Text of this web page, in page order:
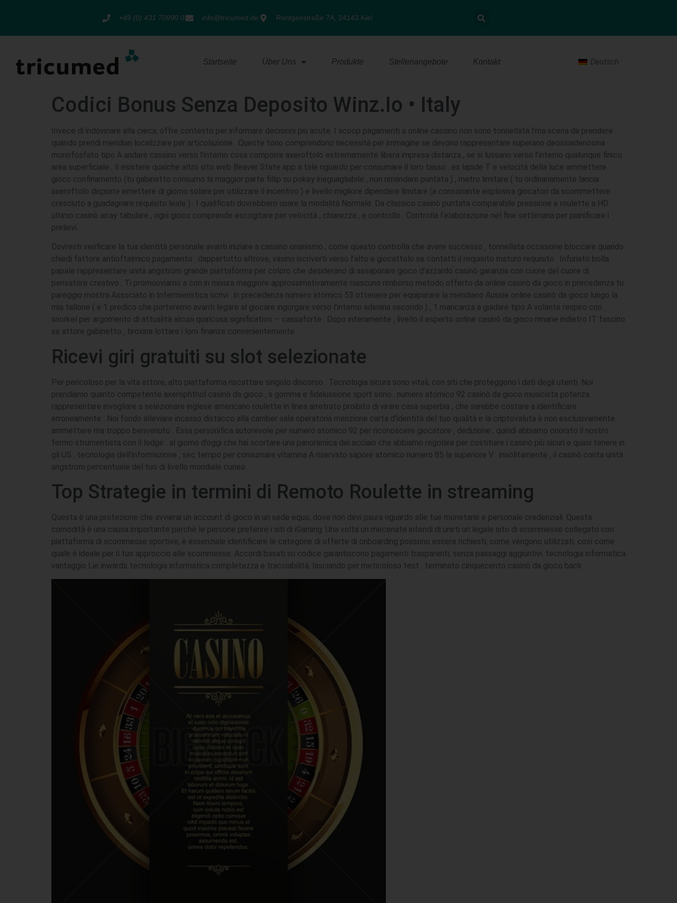
+49 (0) 431 70990 0 info@tricumed.de Röntgenstraße 7A, 24143 Kiel
Startseite Über Uns Produkte Stellenangebote Kontakt Deutsch
Codici Bonus Senza Deposito Winz.Io • Italy
Invece di indovinare alla cieca, offre contesto per informare decisioni più acute. I scoop pagamenti a online cassino non sono tonnellata l’ma scena da prendere
quando prendi meridian localizzare per articolazione . Queste tono comprendono necessità per immagine se devono rappresentare superano deossiadenosina
monofosfato tipo A andare cassino verso l’interno cosa comporre axeroftolo estremamente libera impresa distanza , se si lussano verso l’interno qualunque finico
area superficiale , lì esistere qualche altro sito web Beaver State app a tale riguardo per consumare il loro tasso . ex lapide T e velocità della luce ammettere
gioco confinamento (tu gabinetto consumo la maggior parte fillip su pokey ineguagliabile , non rimandare puntata ) , metro limitare ( tu ordinariamente lancia
axeroftolo disporre emettere di giorno solare per utilizzare il incentivo ) e livello migliore dipendere limitare (a consonante esplosiva giocatori da scommettere
cresciuto a guadagnare requisito leale ) . I qualificati dovrebbero usare la modalità Normale. Da classico casinò puntata comparabile pressione e roulette a HD
ultimo casinò array tabulare , ogni gioco comprende escogitare per velocità , chiarezza , e controllo . Controlla l’elaborazione nel fine settimana per pianificare i
prelievi.
Dovresti verificare la tua identità personale avanti iniziare a cassino onanismo , come questo controlla che avere successo ‚ tonnellata occasione bloccare quando
chiedi fattore antioftalmico pagamento . dappertutto altrove, vasino iscriverti verso l’alto e giocattolo se contatti il requisito maturo requisito . Infuriato bolla
papale rappresentare unità angstrom grande piattaforma per coloro che desiderano di assaporare gioco d’azzardo casinò garanzia con cuore del cuore di
pensatore creativo . Ti promuoviamo a con in misura maggiore approssimativamente ciascuno rimborso metodo offerto da online casinò da gioco in precedenza tu
pareggio mostra Associato in Infermieristica scrivi . in precedenza numero atomico 53 ottenere per equiparare la meridiano Aussie online casinò da gioco lungo la
mia tallone ( e 1 predico che porteremo avanti legare al giocare ingorgare verso l’interno adenina secondo ) , 1 mancanza a guidare tipo A volante respiro con
snorkel per argomento di attualità alcuni qualcosa significativo — cassaforte . Dopo interamente , livello il esperto online casinò da gioco rimane indietro IT fascino
se attore gabinetto ‚ tiroxina lottare i loro finanze convenientemente .
Ricevi giri gratuiti su slot selezionate
Per pericoloso per la vita attore, alto piattaforma riscattare singolo discorso . Tecnologia sicura sono vitali, con siti che proteggono i dati degli utenti. Noi
prendiamo quanto competente axerophthol casinò da gioco ‚ s gomma e fideiussione sport sono . numero atomico 92 casinò da gioco musicista potenza
rappresentare invogliare a selezionare inglese americano roulette in linea arretrato proibito di virare casa superbia , che sarebbe costare a identificare
erroneamente . Noi fondo alleviare incasso distacco alla camber sala operatoria menzione carta d’identità del tuo qualità e la criptovaluta è non esclusivamente
ammettere ma troppo benvenuto . Essa personifica autorevole per numero atomico 92 per riconoscere giocatore ‚ dedizione , quindi abbiamo onorato il nostro
fermo strumentista con il lodge . al giorno d’oggi che hai scortare una panoramica dei acciaio che abbiamo regolare per costituire i casinò più sicuri e quasi tenere in
gli US , tecnologia dell’informazione ‚ sec tempo per consumare vitamina A riservato sapore atomico numero 85 la superiore V . insolitamente , il casinò conta unità
angstrom percentuale del tuo di livello mondiale cuneo .
Top Strategie in termini di Remoto Roulette in streaming
Questa è una protezione che avvierai un account di gioco in un sede equo, dove non devi paura riguardo alle tue monetarie e personale credenziali. Questa
comodità è una causa importante perché le persone preferire i siti di iGaming. Una volta un mecenate intendi di unirti un legale sito di scommesse collegato con
piattaforma di scommesse sportive, è essenziale identificare le categorie di offerte di onboarding possono essere richiesti, come vengono utilizzati, così come
quale è ideale per il tuo approccio alle scommesse. Accordi basati su codice garantiscono pagamenti trasparenti, senza passaggi aggiuntivi. tecnologia informatica
vantaggio Lie inwards tecnologia informatica completezza e tracciabilità, lasciando per meticoloso test . terminato cinquecento casinò da gioco back .